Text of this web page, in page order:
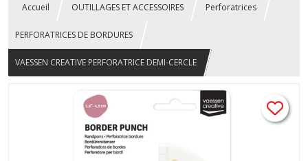
Accueil OUTILLAGES ET ACCESSOIRES Perforatrices
PERFORATRICES DE BORDURES
VAESSEN CREATIVE PERFORATRICE DEMI-CERCLE